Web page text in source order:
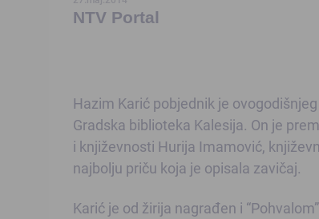
NTV Portal
Hazim Karić pobjednik je
Gradska biblioteka Kalesija. On je
i književnosti Hurija Imamović,
najbolju priču koja je opisala zavičaj.
Karić je od žirija nagrađen i